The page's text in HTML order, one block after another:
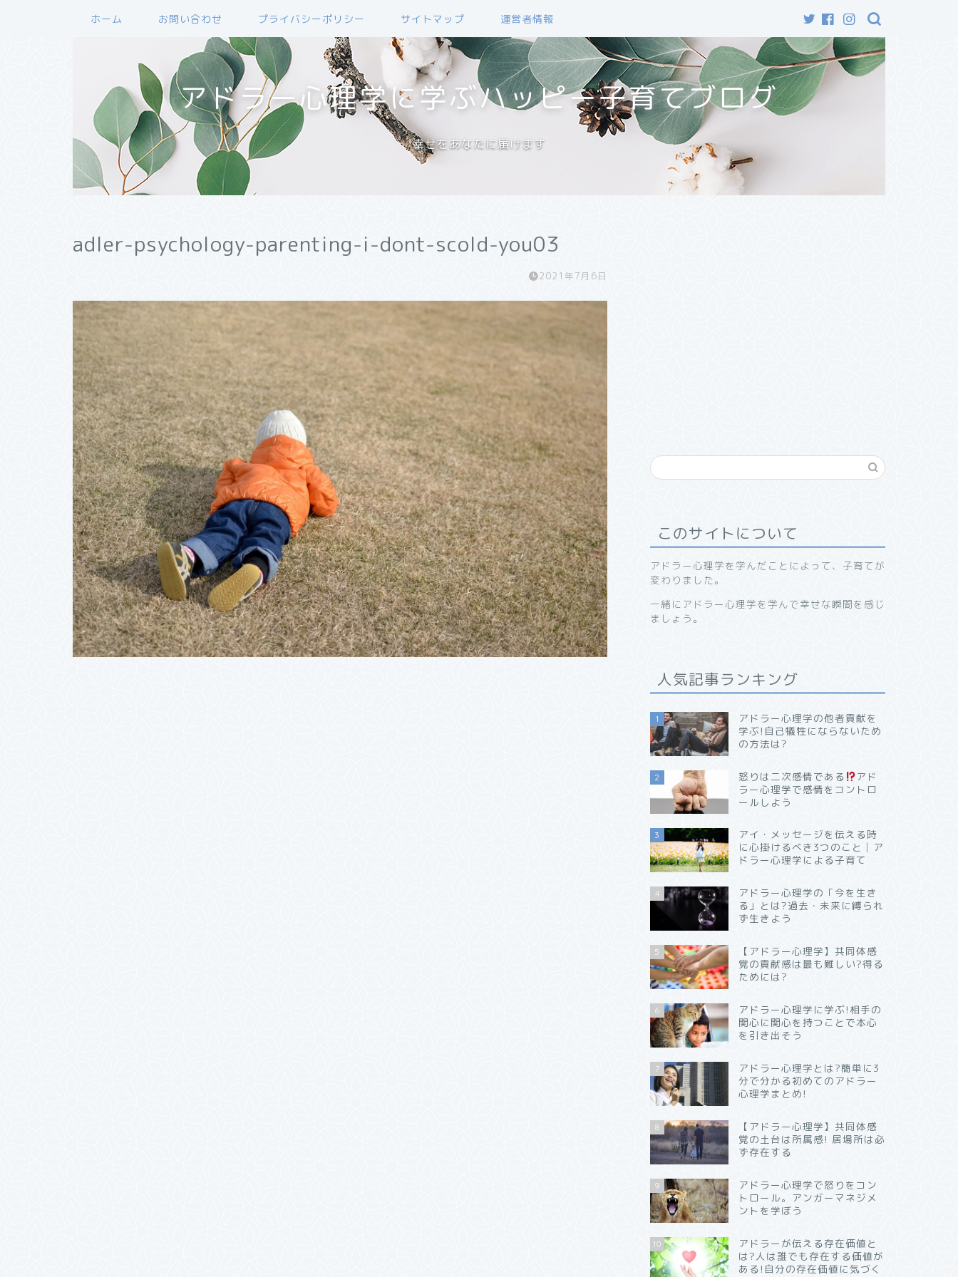
ホーム お問い合わせ プライバシーポリシー サイトマップ 運営者情報
アドラー心理学に学ぶハッピー子育てブログ
幸せをあなたに届けます
adler-psychology-parenting-i-dont-scold-you03
2021年7月6日
このサイトについて
アドラー心理学を学んだことによって、子育てが
変わりました。
一緒にアドラー心理学を学んで幸せな瞬間を感じ
ましょう。
人気記事ランキング
1
アドラー心理学の他者貢献を
学ぶ!自己犠牲にならないため
の方法は?
2 怒りは二次感情である
アド
ラー心理学で感情をコントロ
ールしよう
3
アイ・メッセージを伝える時
に心掛けるべき3つのこと│ア
ドラー心理学による子育て
4
アドラー心理学の「今を生き
る」とは?過去・未来に縛られ
ず生きよう
5
【アドラー心理学】共同体感
覚の貢献感は最も難しい?得る
ためには?
6
アドラー心理学に学ぶ!相手の
関心に関心を持つことで本心
を引き出そう
7
アドラー心理学とは?簡単に3
分で分かる初めてのアドラー
心理学まとめ!
8
【アドラー心理学】共同体感
覚の土台は所属感! 居場所は必
ず存在する
9
アドラー心理学で怒りをコン
トロール。アンガーマネジメ
ントを学ぼう
10
アドラーが伝える存在価値と
は?人は誰でも存在する価値が
ある!自分の存在価値に気づく